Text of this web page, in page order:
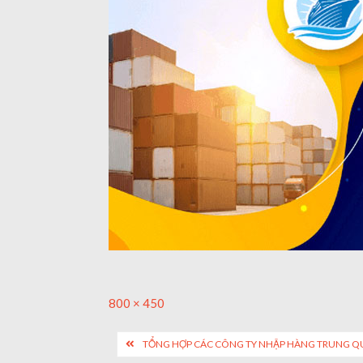
Full
800 × 450
PostTỔNG HỢP CÁC CÔNG TY NHẬP HÀNG TRUNG